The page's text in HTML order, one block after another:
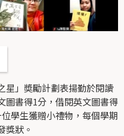
星」奬勵計劃表揚勤於閱讀
圖書得1分，借閱英文圖書得
學生獲贈小禮物，每個學期
獎狀。